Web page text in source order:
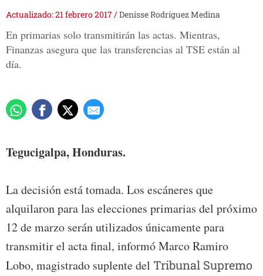
Actualizado: 21 febrero 2017/Denisse Rodríguez Medina
En primarias solo transmitirán las actas. Mientras,
Finanzas asegura que las transferencias al TSE están al
día.
Tegucigalpa, Honduras.
La decisión está tomada. Los escáneres que
alquilaron para las elecciones primarias del próximo
12 de marzo serán utilizados únicamente para
transmitir el acta final, informó Marco Ramiro
Lobo, magistrado suplente del Tribunal Supremo